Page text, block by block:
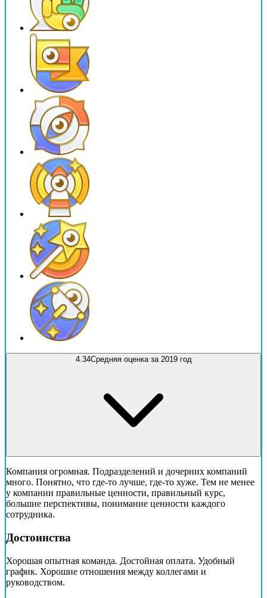
4.34Средняя оценка за 2019 год
Компания огромная. Подразделений и дочерних компаний
много. Понятно, что где-то лучше, где-то хуже. Тем не менее
у компании правильные ценности, правильный курс,
большие перспективы, понимание ценности каждого
сотрудника.
Достоинства
Хорошая опытная команда. Достойная оплата. Удобный
график. Хорошие отношения между коллегами и
руководством.